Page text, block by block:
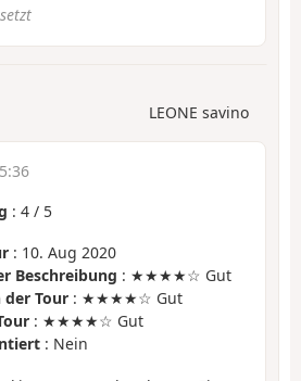
LEONE savino
: 4 / 5
: 10. Aug 2020
Beschreibung : ★★★★☆ Gut
der Tour : ★★★★☆ Gut
: ★★★★☆ Gut
: Nein